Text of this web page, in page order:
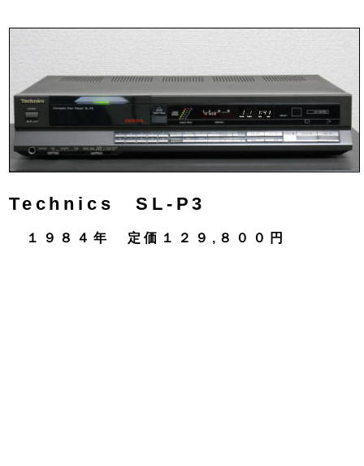
Technics SL-P3
１９８４年 定価１２９,８００円